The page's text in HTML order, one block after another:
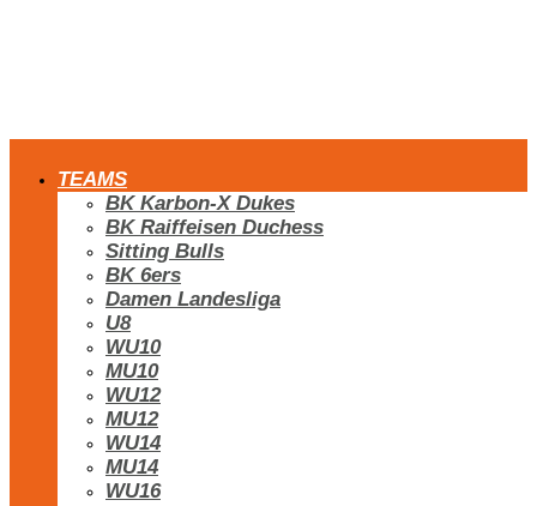
TEAMS
BK Karbon-X Dukes
BK Raiffeisen Duchess
Sitting Bulls
BK 6ers
Damen Landesliga
U8
WU10
MU10
WU12
MU12
WU14
MU14
WU16